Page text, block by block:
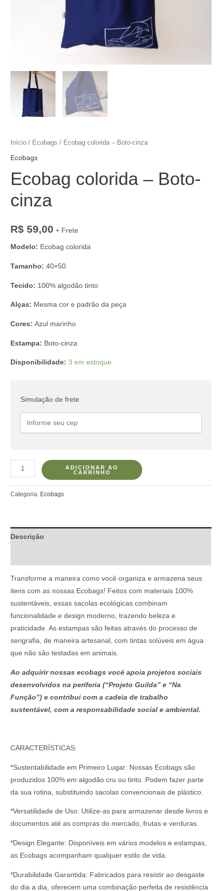
Início / Ecobags / Ecobag colorida – Boto-cinza
Ecobags
Ecobag colorida – Boto-
cinza
R$ 59,00 + Frete
Modelo: Ecobag colorida
Tamanho: 40×50
Tecido: 100% algodão tinto
Alças: Mesma cor e padrão da peça
Cores:Azul marinho
Estampa: Boto-cinza
Disponibilidade: 3 em estoque
Simulação de frete
ADICIONAR AO
CARRINHO
Categoria: Ecobags
Descrição
Transforme a maneira como você organiza e armazena seus
itens com as nossas Ecobags! Feitos com materiais 100%
sustentáveis, essas sacolas ecológicas combinam
funcionalidade e design moderno, trazendo beleza e
praticidade. As estampas são feitas através do processo de
serigrafia, de maneira artesanal, com tintas solúveis em água
que não são testadas em animais.
Ao adquirir nossas ecobags você apoia projetos sociais
desenvolvidos na periferia (“Projeto Guilda” e “Na
Função”) e contribui com a cadeia de trabalho
sustentável, com a responsabilidade social e ambiental.
CARACTERÍSTICAS:
*Sustentabilidade em Primeiro Lugar: Nossas Ecobags são
produzidos 100% em algodão cru ou tinto. Podem fazer parte
da sua rotina, substituindo sacolas convencionais de plástico.
*Versatilidade de Uso: Utilize-as para armazenar desde livros e
documentos até as compras do mercado, frutas e verduras.
*Design Elegante: Disponíveis em vários modelos e estampas,
as Ecobags acompanham qualquer estilo de vida.
*Durabilidade Garantida: Fabricados para resistir ao desgaste
do dia a dia, oferecem uma combinação perfeita de resistência